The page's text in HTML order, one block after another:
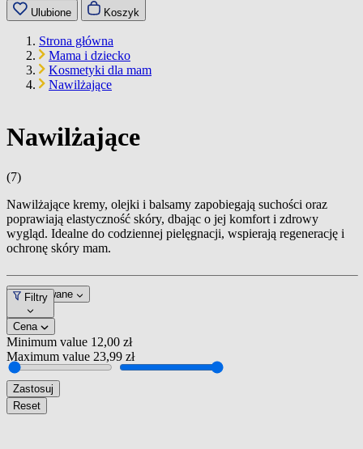
Ulubione Koszyk
Strona główna
Mama i dziecko
Kosmetyki dla mam
Nawilżające
Nawilżające
(7)
Nawilżające kremy, olejki i balsamy zapobiegają suchości oraz
poprawiają elastyczność skóry, dbając o jej komfort i zdrowy
wygląd. Idealne do codziennej pielęgnacji, wspierają regenerację i
ochronę skóry mam.
Dopasowane
Filtry
Cena
Minimum value 12,00 zł
Maximum value 23,99 zł
Zastosuj
Reset